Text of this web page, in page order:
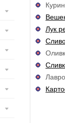
Лук